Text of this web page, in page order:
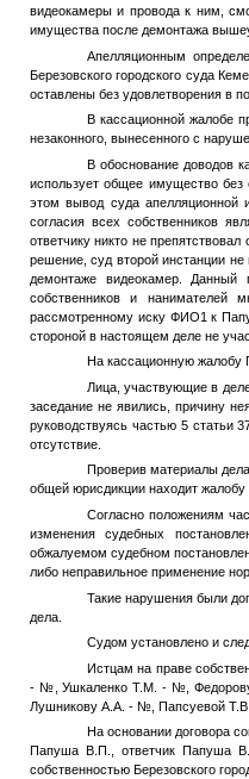
видеокамеры и провода к ним,
имущества после демонтажа
Апелляционным
Березовского городского суда
оставлены без удовлетворения в
В кассационной жалобе
незаконного, вынесенного с
В обоснование доводов
использует общее имущество без
этом вывод суда апелляционной
согласия всех собственников
ответчику никто не
решение, суд второй инстанции
демонтаже видеокамер.
собственников и нанимателей
рассмотренному иску ФИО1 к
стороной в настоящем деле не
На кассационную
Лица, участвующие в
заседание не явились, причину
руководствуясь частью 5 статьи
отсутствие.
Проверив материалы
общей юрисдикции находит
Согласно положениям
изменения судебных
обжалуемом судебном
либо неправильное применение
Такие нарушения были
дела.
Судом установлено и
Истцам на праве
- № , Ушкаленко Т.М. - № ,
Лушникову А.А. - №, Папсуевой
На основании договора
Папуша В.П., ответчик Папуша
собственностью Березовского